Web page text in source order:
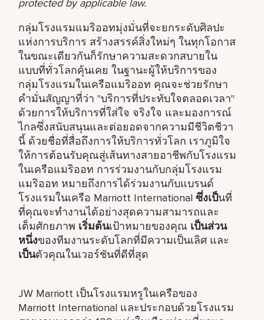
protected by applicable law.
กลุ่มโรงแรมแมริออทมุ่งมั่นที่จะยกระดับศิลปะ
แห่งการบริการ สร้างสรรค์สิ่งใหม่ๆ ในทุกโอกาส
ในขณะเดียวกันก็รักษาความสะดวกสบายใน
แบบที่ทั่วโลกคุ้นเคย ในฐานะผู้ให้บริการของ
กลุ่มโรงแรมในเครือแมริออท คุณจะช่วยรักษา
คำมั่นสัญญาที่ว่า "บริการที่ประทับใจตลอดเวลา"
ด้วยการให้บริการที่ใส่ใจ จริงใจ และมองการณ์
ไกลซึ่งสนับสนุนและต่อยอดจากความมีชีวิตชีวา
นี้ ด้วยชื่อที่สื่อถึงการให้บริการทั่วโลก เราภูมิใจ
ให้การต้อนรับคุณสู่เส้นทางสายอาชีพกับโรงแรม
ในเครือแมริออท การร่วมงานกับกลุ่มโรงแรม
แมริออท หมายถึงการได้ร่วมงานกับแบรนด์
โรงแรมในเครือ Marriott Internationalซึ่งเป็นที่
ที่คุณจะทำงานได้อย่างสุดความสามารถและ
เต็มศักยภาพ เริ่มต้นเป้าหมายของคุณ เป็นส่วน
หนึ่งของทีมงานระดับโลกที่มีความเป็นเลิศ และ
เป็นตัวคุณในเวอร์ชันที่ดีที่สุด
JW Marriott เป็นโรงแรมหรูในเครือของ
Marriott International และประกอบด้วยโรงแรม